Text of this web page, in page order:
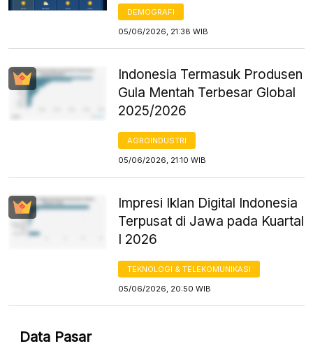
DEMOGRAFI
05/06/2026, 21:38 WIB
Indonesia Termasuk Produsen
Gula Mentah Terbesar Global
2025/2026
AGROINDUSTRI
05/06/2026, 21:10 WIB
Impresi Iklan Digital Indonesia
Terpusat di Jawa pada Kuartal
I 2026
TEKNOLOGI & TELEKOMUNIKASI
05/06/2026, 20:50 WIB
Data Pasar